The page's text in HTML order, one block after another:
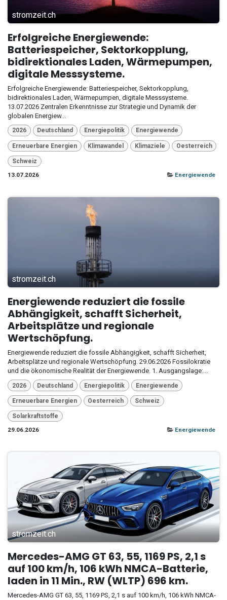
stromzeit.ch
Erfolgreiche Energiewende:
Batteriespeicher, Sektorkopplung,
bidirektionales Laden, Wärmepumpen,
digitale Messsysteme.
Erfolgreiche Energiewende: Batteriespeicher, Sektorkopplung,
bidirektionales Laden, Wärmepumpen, digitale Messsysteme.
13.07.2026 Zentralen Erkenntnisse zur Strategie und Dynamik der
globalen Energiew...
2026 Deutschland Energiepolitik Energiewende
Erneuerbare Energien Klimawandel Klimaziele Oesterreich
Schweiz
13.07.2026
Energiewende
stromzeit.ch
Energiewende reduziert die fossile
Abhängigkeit, schafft Sicherheit,
Arbeitsplätze und regionale
Wertschöpfung.
Energiewende reduziert die fossile Abhängigkeit, schafft Sicherheit,
Arbeitsplätze und regionale Wertschöpfung. 29.06.2026 Fossilokratie
und die ökonomische Realität der Energiewende. 1. Ausgangslage:...
2026 Deutschland Energiepolitik Energiewende
Erneuerbare Energien Oesterreich Schweiz
Solarkraftstoffe
29.06.2026
Energiewende
stromzeit.ch
Mercedes-AMG GT 63, 55, 1169 PS, 2,1 s
auf 100 km/h, 106 kWh NMCA-Batterie,
laden in 11 Min., RW (WLTP) 696 km.
Mercedes-AMG GT 63, 55, 1169 PS, 2,1 s auf 100 km/h, 106 kWh NMCA-